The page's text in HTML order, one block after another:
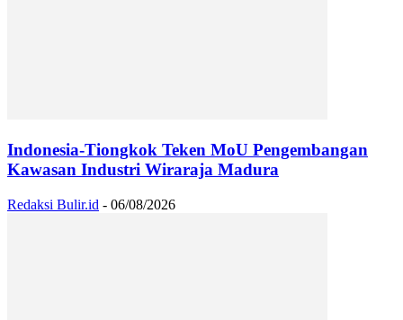
Indonesia-Tiongkok Teken MoU Pengembangan
Kawasan Industri Wiraraja Madura
Redaksi Bulir.id - 06/08/2026